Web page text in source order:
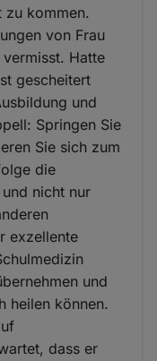
zu kommen.
von Frau
Hatte
gescheitert
und
Springen Sie
Sie sich zum
die
nicht nur
exzellente
und
heilen können.
dass er